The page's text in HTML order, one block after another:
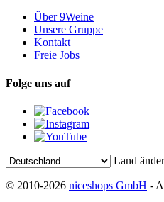
Über 9Weine
Unsere Gruppe
Kontakt
Freie Jobs
Folge uns auf
Land
© 2010-2026 niceshops GmbH -